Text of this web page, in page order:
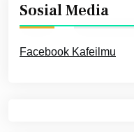
Sosial Media
Facebook Kafeilmu